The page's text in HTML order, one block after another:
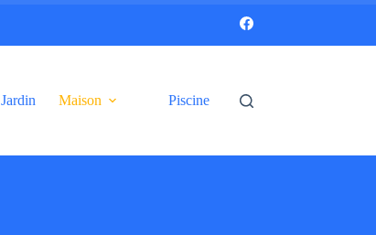
Jardin Maison Piscine